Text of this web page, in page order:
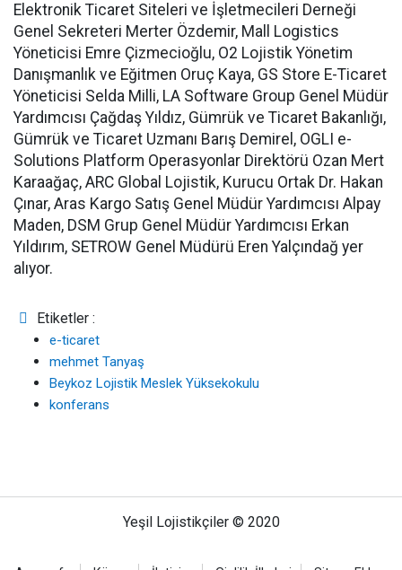
Elektronik Ticaret Siteleri ve İşletmecileri Derneği
Genel Sekreteri Merter Özdemir, Mall Logistics
Yöneticisi Emre Çizmecioğlu, O2 Lojistik Yönetim
Danışmanlık ve Eğitmen Oruç Kaya, GS Store E-Ticaret
Yöneticisi Selda Milli, LA Software Group Genel Müdür
Yardımcısı Çağdaş Yıldız, Gümrük ve Ticaret Bakanlığı,
Gümrük ve Ticaret Uzmanı Barış Demirel, OGLI e-
Solutions Platform Operasyonlar Direktörü Ozan Mert
Karaağaç, ARC Global Lojistik, Kurucu Ortak Dr. Hakan
Çınar, Aras Kargo Satış Genel Müdür Yardımcısı Alpay
Maden, DSM Grup Genel Müdür Yardımcısı Erkan
Yıldırım, SETROW Genel Müdürü Eren Yalçındağ yer
alıyor.
Etiketler :
e-ticaret
mehmet Tanyaş
Beykoz Lojistik Meslek Yüksekokulu
konferans
Yeşil Lojistikçiler © 2020